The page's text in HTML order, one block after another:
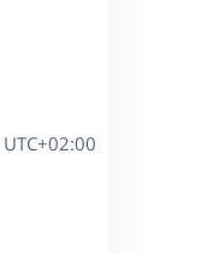
UTC+02:00